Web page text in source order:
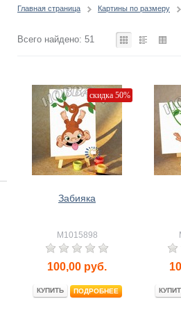
Главная страница Картины по размеру
Всего найдено: 51
скидка 50%
Забияка
M1015898
100,00 руб.
КУПИТЬ ПОДРОБНЕЕ